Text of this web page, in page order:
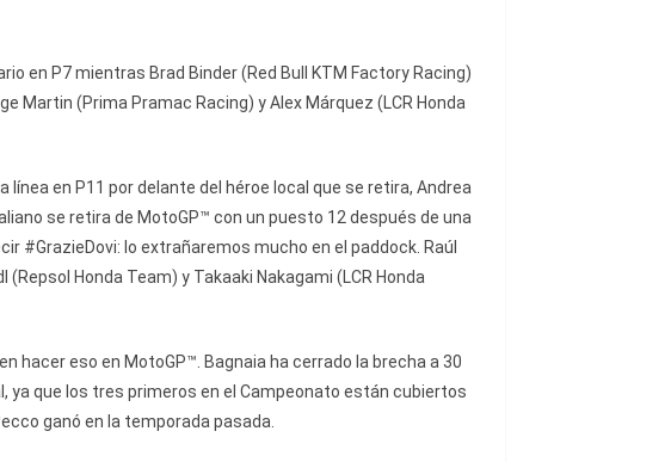
en P7 mientras Brad Binder (Red Bull KTM Factory Racing)
Martin (Prima Pramac Racing) y Alex Márquez (LCR Honda
línea en P11 por delante del héroe local que se retira, Andrea
se retira de MotoGP™ con un puesto 12 después de una
#GrazieDovi: lo extrañaremos mucho en el paddock. Raúl
Honda Team) y Takaaki Nakagami (LCR Honda
hacer eso en MotoGP™. Bagnaia ha cerrado la brecha a 30
ya que los tres primeros en el Campeonato están cubiertos
ganó en la temporada pasada.